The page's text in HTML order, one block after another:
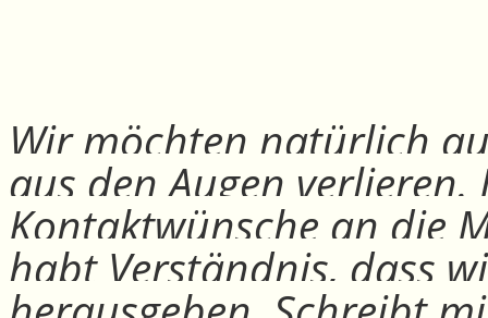
Wir möchten natürlich
aus den Augen
Kontaktwünsche an die
habt Verständnis, dass